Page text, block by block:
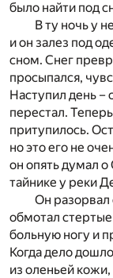
было найти под
В ту ночь у
и он залез под
сном. Снег
просыпался,
Наступил день –
перестал.
притупилось.
но это его не
он опять думал
тайнике у реки
Он разорвал
обмотал
больную ногу и
Когда дело
из оленьей кожи,